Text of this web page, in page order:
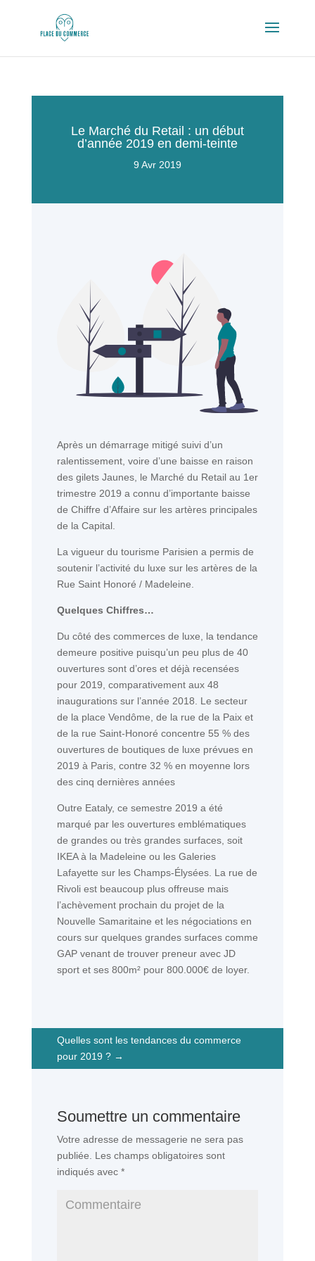
Le Marché du Retail : un début
d’année 2019 en demi-teinte
9 Avr 2019
Après un démarrage mitigé suivi d’un
ralentissement, voire d’une baisse en raison
des gilets Jaunes, le Marché du Retail au 1er
trimestre 2019 a connu d’importante baisse
de Chiffre d’Affaire sur les artères principales
de la Capital.
La vigueur du tourisme Parisien a permis de
soutenir l’activité du luxe sur les artères de la
Rue Saint Honoré / Madeleine.
Quelques Chiffres…
Du côté des commerces de luxe, la tendance
demeure positive puisqu’un peu plus de 40
ouvertures sont d’ores et déjà recensées
pour 2019, comparativement aux 48
inaugurations sur l’année 2018. Le secteur
de la place Vendôme, de la rue de la Paix et
de la rue Saint-Honoré concentre 55 % des
ouvertures de boutiques de luxe prévues en
2019 à Paris, contre 32 % en moyenne lors
des cinq dernières années
Outre Eataly, ce semestre 2019 a été
marqué par les ouvertures emblématiques
de grandes ou très grandes surfaces, soit
IKEA à la Madeleine ou les Galeries
Lafayette sur les Champs-Élysées. La rue de
Rivoli est beaucoup plus offreuse mais
l’achèvement prochain du projet de la
Nouvelle Samaritaine et les négociations en
cours sur quelques grandes surfaces comme
GAP venant de trouver preneur avec JD
sport et ses 800m² pour 800.000€ de loyer.
Quelles sont les tendances du commerce
pour 2019 ?→
Soumettre un commentaire
Votre adresse de messagerie ne sera pas
publiée.
Les champs obligatoires sont
indiqués avec *